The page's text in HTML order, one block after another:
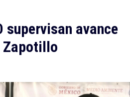
supervisan avance
Zapotillo